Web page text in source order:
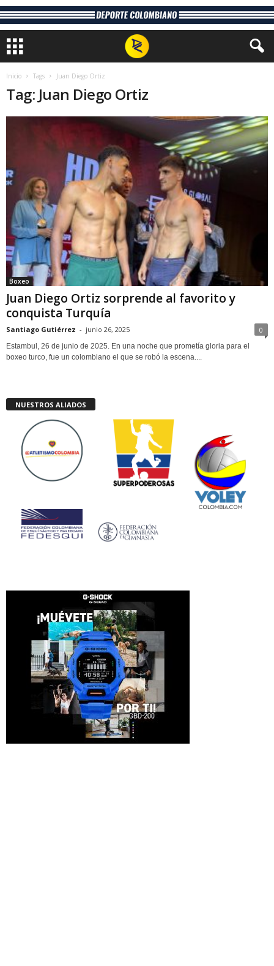
Inicio Tags Juan Diego Ortiz
Tag: Juan Diego Ortiz
Boxeo
Juan Diego Ortiz sorprende al favorito y
conquista Turquía
Santiago Gutiérrez - junio 26, 2025 0
Estambul, 26 de junio de 2025. En una noche que prometía gloria para el
boxeo turco, fue un colombiano el que se robó la escena....
NUESTROS ALIADOS